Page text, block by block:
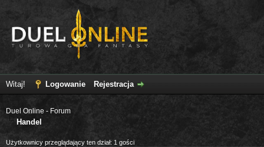
Witaj! Logowanie Rejestracja
Duel Online - Forum
Handel
Użytkownicy przeglądający ten dział: 1 gości